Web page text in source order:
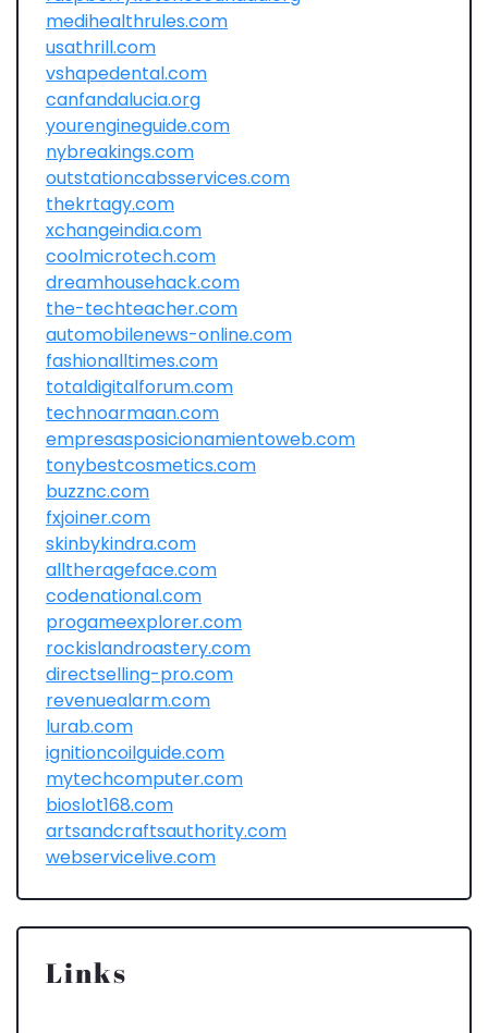
medihealthrules.com
usathrill.com
vshapedental.com
canfandalucia.org
yourengineguide.com
nybreakings.com
outstationcabsservices.com
thekrtagy.com
xchangeindia.com
coolmicrotech.com
dreamhousehack.com
the-techteacher.com
automobilenews-online.com
fashionalltimes.com
totaldigitalforum.com
technoarmaan.com
empresasposicionamientoweb.com
tonybestcosmetics.com
buzznc.com
fxjoiner.com
skinbykindra.com
alltherageface.com
codenational.com
progameexplorer.com
rockislandroastery.com
directselling-pro.com
revenuealarm.com
lurab.com
ignitioncoilguide.com
mytechcomputer.com
bioslot168.com
artsandcraftsauthority.com
webservicelive.com
Links